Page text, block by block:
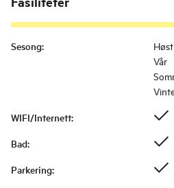
Sesong:
Høst
Vår
WIFI/Internett:
Bad:
Parkering: